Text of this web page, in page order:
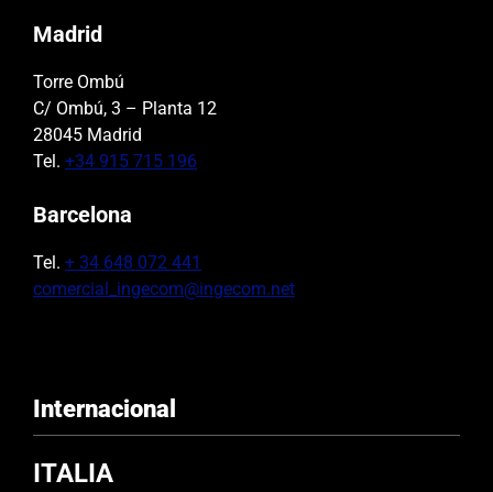
Madrid
Torre Ombú
C/ Ombú, 3 – Planta 12
28045 Madrid
Tel. +34 915 715 196
Barcelona
Tel. + 34 648 072 441
comercial_ingecom@ingecom.net
Internacional
ITALIA